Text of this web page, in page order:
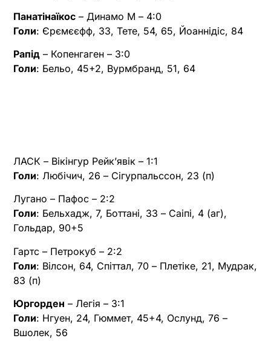
Панатінаїкос – Динамо М – 4:0
Голи: Єрємєєфф, 33, Тете, 54, 65, Йоаннідіс, 84
Рапід – Копенгаген – 3:0
Голи: Бельо, 45+2, Вурмбранд, 51, 64
ЛАСК – Вікінгур Рейк’явік – 1:1
Голи: Любічич, 26 – Сігурпальссон, 23 (п)
Лугано – Пафос – 2:2
Голи: Бельхадж, 7, Боттані, 33 – Саіпі, 4 (аг),
Гольдар, 90+5
Гартс – Петрокуб – 2:2
Голи: Вілсон, 64, Спіттал, 70 – Плетіке, 21, Мудрак,
83 (п)
Юргорден – Легія – 3:1
Голи: Нгуен, 24, Гюммет, 45+4, Ослунд, 76 –
Вшолек, 56